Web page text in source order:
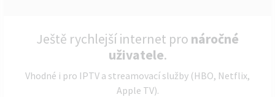
Ještě rychlejší internet pro náročné
uživatele.
Vhodné i pro IPTV a streamovací služby (HBO, Netflix,
Apple TV).